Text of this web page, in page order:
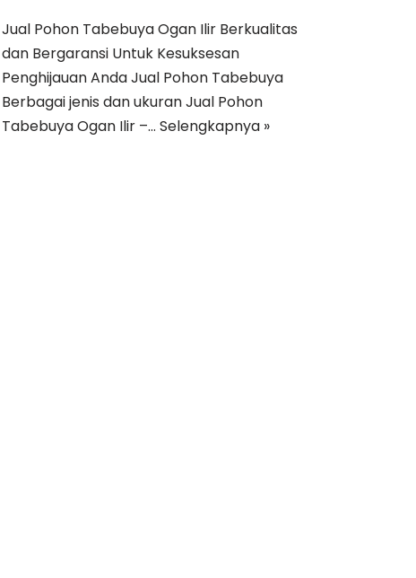
Jual Pohon Tabebuya Ogan Ilir Berkualitas
dan Bergaransi Untuk Kesuksesan
Penghijauan Anda Jual Pohon Tabebuya
Berbagai jenis dan ukuran Jual Pohon
Tabebuya Ogan Ilir –… Selengkapnya »